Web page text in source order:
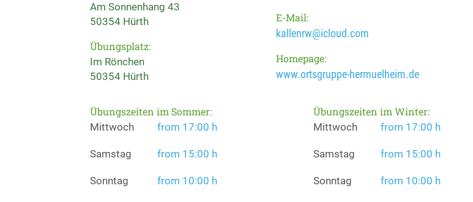
Am Sonnenhang 43
50354 Hürth
Übungsplatz:
Im Rönchen
50354 Hürth
E-Mail:
kallenrw@icloud.com
Homepage:
www.ortsgruppe-hermuelheim.de
Übungszeiten im Sommer:
Mittwoch from 17:00 h
Samstag from 15:00 h
Sonntag from 10:00 h
Übungszeiten im Winter:
Mittwoch from 17:00 h
Samstag from 15:00 h
Sonntag from 10:00 h